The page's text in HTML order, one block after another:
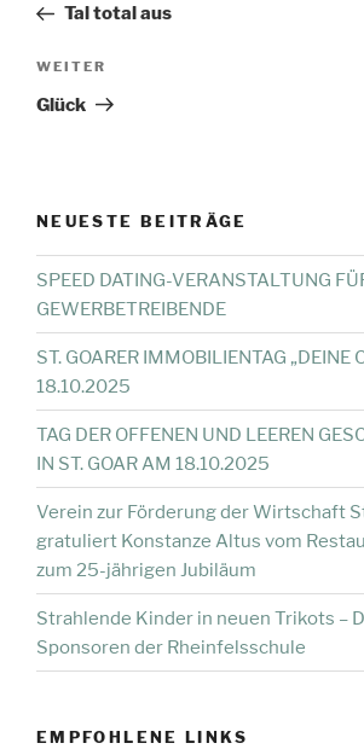
Beitrag
Tal total aus
Nächster
Beitrag
WEITER
Glück
NEUESTE BEITRÄGE
SPEED DATING-VERANSTALTUNG
GEWERBETREIBENDE
ST. GOARER IMMOBILIENTAG „DEINE
18.10.2025
TAG DER OFFENEN UND LEEREN
IN ST. GOAR AM 18.10.2025
Verein zur Förderung der Wirtschaft
gratuliert Konstanze Altus vom
zum 25-jährigen Jubiläum
Strahlende Kinder in neuen Trikots –
Sponsoren der Rheinfelsschule
EMPFOHLENE LINKS